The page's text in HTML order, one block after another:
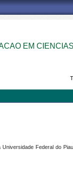
EM CIENCIAS
Universidade Federal do